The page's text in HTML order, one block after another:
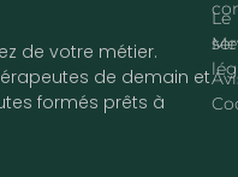
de votre métier.
de demain et
formés prêts à
Le